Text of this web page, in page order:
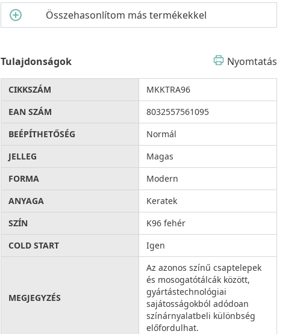
Összehasonlítom más termékekkel
Tulajdonságok Nyomtatás
CIKKSZÁM
MKKTRA96
EAN SZÁM
8032557561095
BEÉPÍTHETŐSÉG
Normál
JELLEG
Magas
FORMA
Modern
ANYAGA
Keratek
SZÍN
K96 fehér
COLD START
Igen
MEGJEGYZÉS
Az azonos színű csaptelepek
és mosogatótálcák között,
gyártástechnológiai
sajátosságokból adódoan
színárnyalatbeli különbség
előfordulhat.